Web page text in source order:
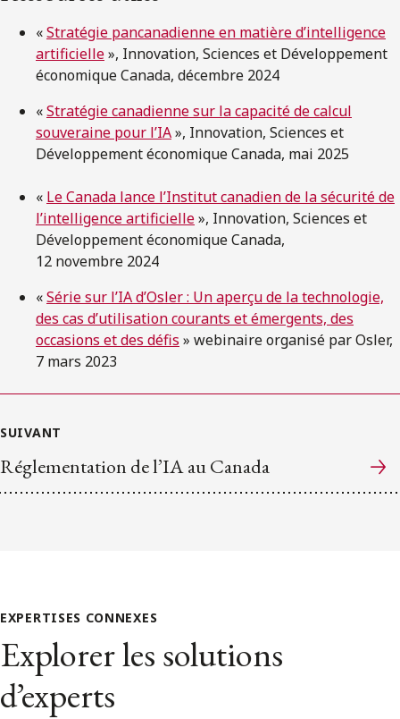
«Stratégie pancanadienne en matière d’intelligence
artificielle», Innovation, Sciences et Développement
économique Canada, décembre 2024
«Stratégie canadienne sur la capacité de calcul
souveraine pour l’IA», Innovation, Sciences et
Développement économique Canada, mai 2025
« Le Canada lance l’Institut canadien de la sécurité de
l’intelligence artificielle», Innovation, Sciences et
Développement économique Canada,
12 novembre 2024
«Série sur l’IA d’Osler : Un aperçu de la technologie,
des cas d’utilisation courants et émergents, des
occasions et des défis » webinaire organisé par Osler,
7 mars 2023
SUIVANT
Réglementation de l’IA au Canada
EXPERTISES CONNEXES
Explorer les solutions
d’experts